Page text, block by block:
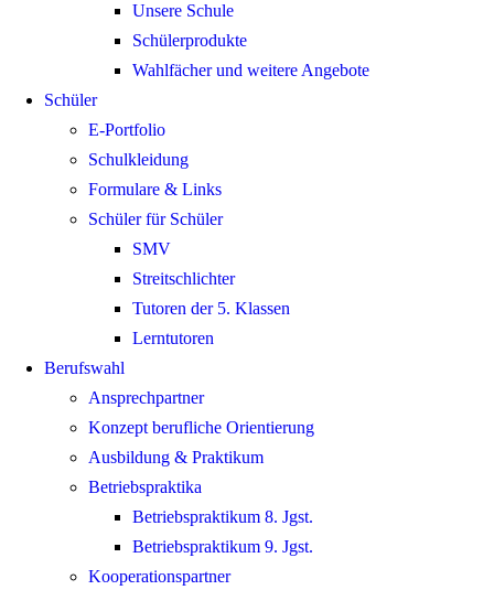
Unsere Schule
Schülerprodukte
Wahlfächer und weitere Angebote
Schüler
E-Portfolio
Schulkleidung
Formulare & Links
Schüler für Schüler
SMV
Streitschlichter
Tutoren der 5. Klassen
Lerntutoren
Berufswahl
Ansprechpartner
Konzept berufliche Orientierung
Ausbildung & Praktikum
Betriebspraktika
Betriebspraktikum 8. Jgst.
Betriebspraktikum 9. Jgst.
Kooperationspartner